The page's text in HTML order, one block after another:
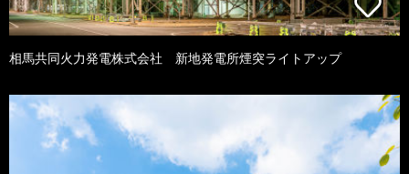
相馬共同火力発電株式会社 新地発電所煙突ライトアップ